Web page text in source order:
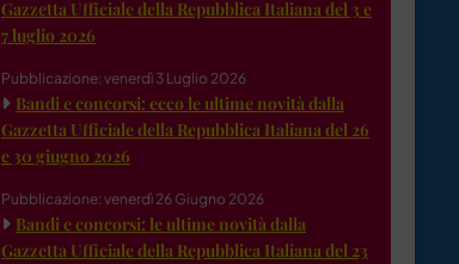
Gazzetta Ufficiale della Repubblica Italiana del 3 e
7 luglio 2026
Pubblicazione: venerdì 3 Luglio 2026
Bandi e concorsi: ecco le ultime novità dalla
Gazzetta Ufficiale della Repubblica Italiana del 26
e 30 giugno 2026
Pubblicazione: venerdì 26 Giugno 2026
Bandi e concorsi: le ultime novità dalla
Gazzetta Ufficiale della Repubblica Italiana del 23